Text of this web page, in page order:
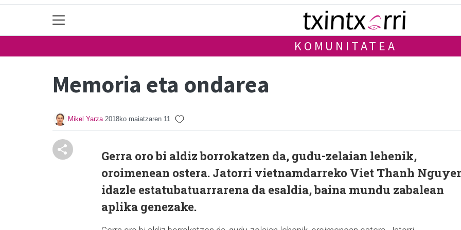
KOMUNITATEA
Memoria eta ondarea
Mikel Yarza 2018ko maiatzaren 11
Gerra oro bi aldiz borrokatzen da, gudu-zelaian lehenik,
oroimenean ostera. Jatorri vietnamdarreko Viet Thanh
idazle estatubatuarrarena da esaldia, baina mundu zabalean
aplika genezake.